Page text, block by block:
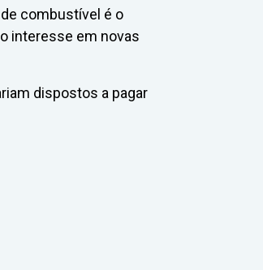
combustível é o
interesse em novas
dispostos a pagar